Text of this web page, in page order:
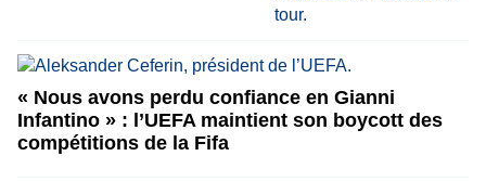
« Nous avons perdu confiance en Gianni
Infantino » : l’UEFA maintient son boycott des
compétitions de la Fifa